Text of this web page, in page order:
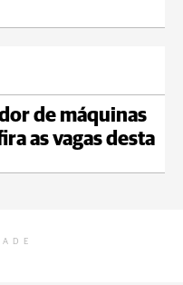
de máquinas
as vagas desta